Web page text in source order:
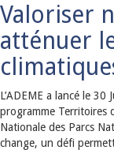
Valoriser
atténuer
L’ADEME a lancé le
programme Territoires
Nationale des Parcs
change, un défi